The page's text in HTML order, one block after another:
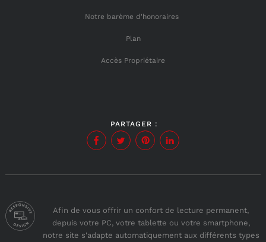
Notre barème d'honoraires
Plan
Accès Propriétaire
PARTAGER :
Afin de vous offrir un confort de lecture permanent,
depuis votre PC, votre tablette ou votre smartphone,
notre site s'adapte automatiquement aux différents types